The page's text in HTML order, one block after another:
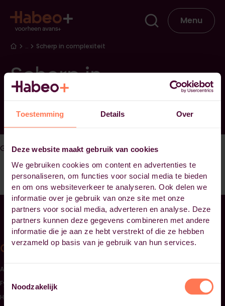
Toestemming Details Over
Deze website maakt gebruik van cookies
We gebruiken cookies om content en advertenties te
personaliseren, om functies voor social media te bieden
en om ons websiteverkeer te analyseren. Ook delen we
informatie over je gebruik van onze site met onze
partners voor social media, adverteren en analyse. Deze
partners kunnen deze gegevens combineren met andere
informatie die je aan ze hebt verstrekt of die ze hebben
verzameld op basis van je gebruik van hun services.
Noodzakelijk
Menu
Kruimelpad
… Scherp in complexiteit
Scherp in
complexiteit
Geen opleidingsinformatie gevonden voor deze module
Opleidingen
Sluiten opleidingscategorieën link lijst
Accountancy, Finance & Control
Fysiotherapie
HRM